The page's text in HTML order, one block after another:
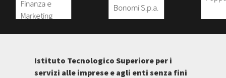
Istituto Tecnologico Superiore per i
servizi alle imprese e agli enti senza fini